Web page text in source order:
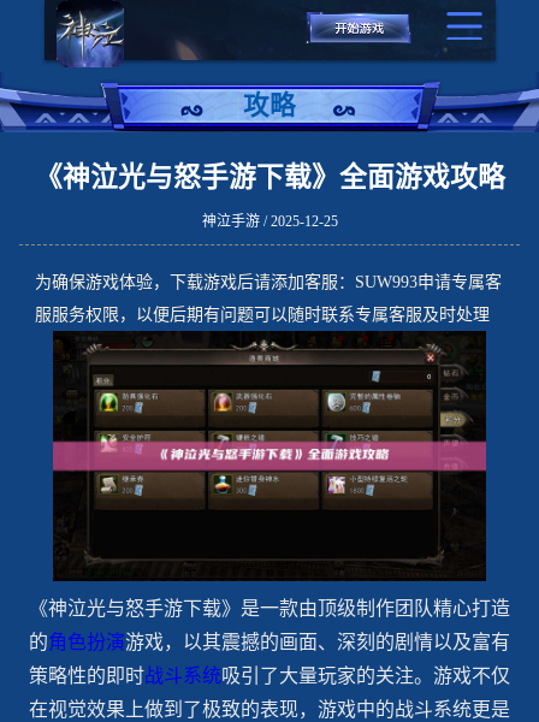
攻略
《神泣光与怒手游下载》全面游戏攻略
神泣手游 / 2025-12-25
为确保游戏体验，下载游戏后请添加客服：SUW993申请专属客
服服务权限，以便后期有问题可以随时联系专属客服及时处理
《神泣光与怒手游下载》是一款由顶级制作团队精心打造
的角色扮演游戏，以其震撼的画面、深刻的剧情以及富有
策略性的即时战斗系统吸引了大量玩家的关注。游戏不仅
在视觉效果上做到了极致的表现，游戏中的战斗系统更是